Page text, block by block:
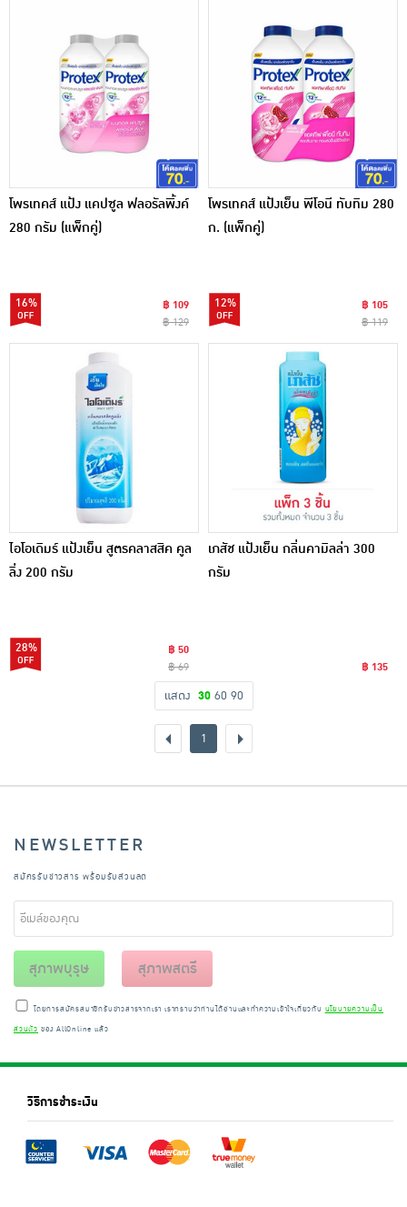
โพรเทคส์ แป้ง แคปซูล ฟลอรัลพิ้งค์
280 กรัม (แพ็กคู่)
16%
฿ 109
฿ 129
โพรเทคส์ แป้งเย็น พีโอนี ทับทิม 280
ก. (แพ็กคู่)
12%
฿ 105
฿ 119
ไอโอเดิมร์ แป้งเย็น สูตรคลาสสิค คูล
ลิ่ง 200 กรัม
28%
฿ 50
฿ 69
เภสัช แป้งเย็น กลิ่นคามิลล่า 300
กรัม
฿ 135
แสดง 30 60 90
1
NEWSLETTER
สมัครรับข่าวสาร พร้อมรับส่วนลด
สุภาพบุรุษ สุภาพสตรี
โดยการสมัครสมาชิกรับข่าวสารจากเรา เราทราบว่าท่านได้อ่านและทำความเข้าใจเกี่ยวกับ นโยบายความเป็น
ส่วนตัว ของ AllOnline แล้ว
วิธีการชำระเงิน